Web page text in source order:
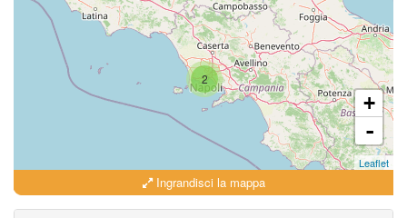
2
+
-
Leaflet
Ingrandisci la mappa